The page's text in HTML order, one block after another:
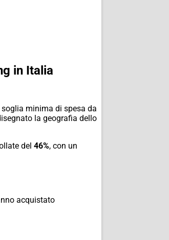
in Italia
minima di spesa da
la geografia dello
del 46%, con un
acquistato